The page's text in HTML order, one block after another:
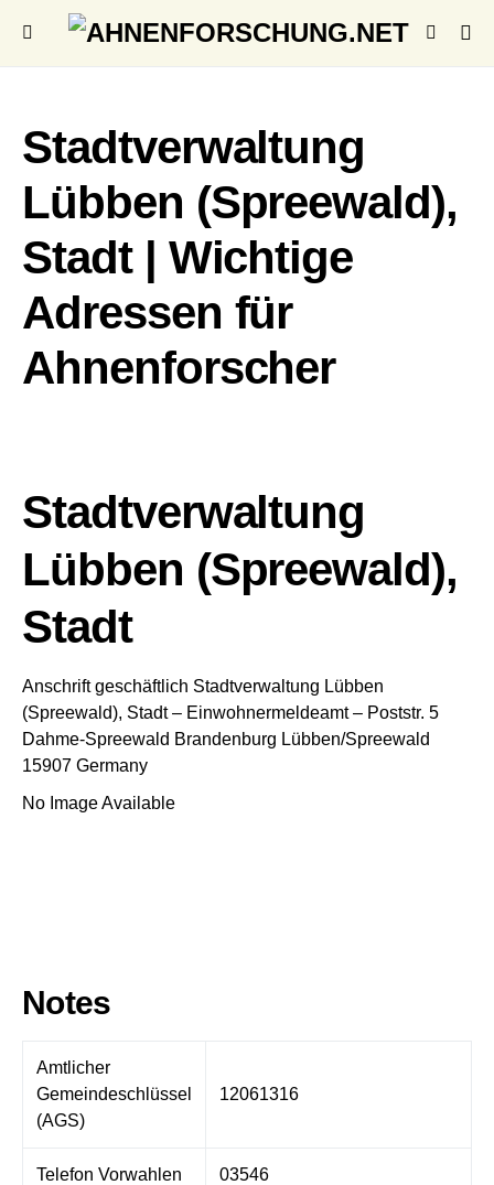
Stadtverwaltung
Lübben (Spreewald),
Stadt | Wichtige
Adressen für
Ahnenforscher
Stadtverwaltung
Lübben (Spreewald),
Stadt
Anschrift geschäftlich Stadtverwaltung Lübben
(Spreewald), Stadt – Einwohnermeldeamt – Poststr. 5
Dahme-Spreewald Brandenburg Lübben/Spreewald
15907 Germany
No Image Available
Notes
Amtlicher
Gemeindeschlüssel
(AGS)
12061316
Telefon Vorwahlen 03546